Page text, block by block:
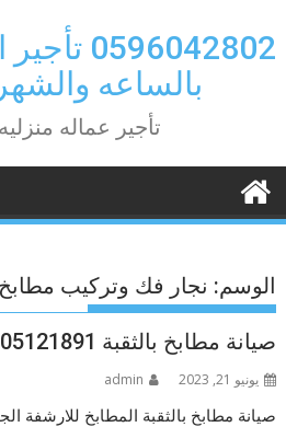
to
content
بالساعه
تأجير عماله
الوسم: نجار فك وترکیب
صيانة مطابخ بالثقبة 0505121891
يونيو 21, 2023 admin
صيانة مطابخ بالثقبة المطابخ للارشفة